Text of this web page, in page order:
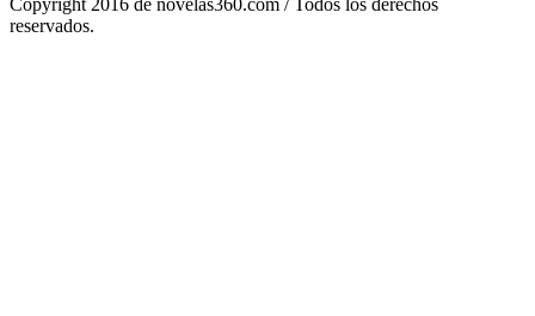
Copyright 2016 de novelas360.com / Todos los derechos
reservados.